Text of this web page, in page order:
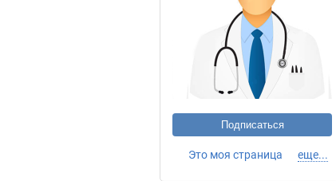
Подписаться
Это моя страница еще...